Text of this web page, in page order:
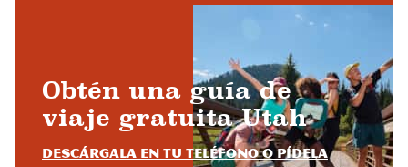
Obtén una guía de
viaje gratuita Utah
Descárgala en tu teléfono o pídela